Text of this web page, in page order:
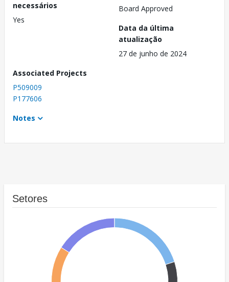
necessários
Yes
Board Approved
Data da última
atualização
27 de junho de 2024
Associated Projects
P509009
P177606
Notes
Setores